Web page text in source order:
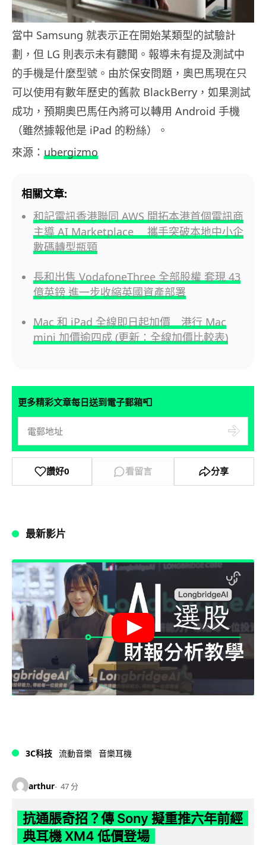
當中 Samsung 就表示正在開始某類型的試驗計
劃，但 LG 則表示未有聽聞。報導未有提及測試中
的手機是什麼型號。由於保安問題，奧巴馬現在只
可以使用有數年歷史的舊款 BlackBerry，如果測試
成功，預期奧巴馬任內將可以轉用 Android 手機
（雖然據報他是 iPad 的粉絲）。
來源： ubergizmo
相關文章:
和記電訊香港聯同 AWS 開拓本港首個電訊商
主導 AI Marketplace 攜手突破本地中小企
數碼轉型瓶頸
長和出售 VodafoneThree 全部股權 套現 43
億英鎊 進一步收縮英國資產部署
Mac 和 iPad 全線即日起加價 港行 Mac
mini 加價逾四成 (更新：全線加價比較表)
更多精彩文章每日送到電子郵箱📮
讚好0 看留言 分享
最新影片
3C科技 流動音樂 音樂耳機
arthur 47 分
抗通脹奇招？傳 Sony 擬重推六年前經
典耳機 XM4 低價登場